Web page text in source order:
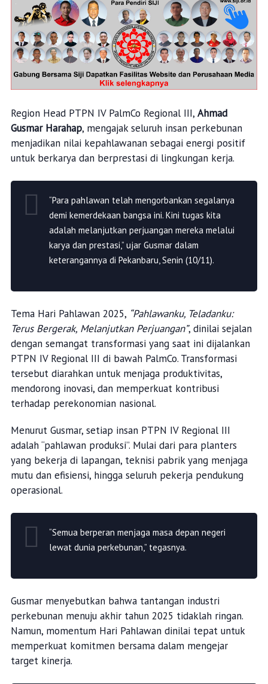
Region Head PTPN IV PalmCo Regional III, Ahmad
Gusmar Harahap, mengajak seluruh insan perkebunan
menjadikan nilai kepahlawanan sebagai energi positif
untuk berkarya dan berprestasi di lingkungan kerja.
“Para pahlawan telah mengorbankan segalanya
demi kemerdekaan bangsa ini. Kini tugas kita
adalah melanjutkan perjuangan mereka melalui
karya dan prestasi,” ujar Gusmar dalam
keterangannya di Pekanbaru, Senin (10/11).
Tema Hari Pahlawan 2025, “Pahlawanku, Teladanku:
Terus Bergerak, Melanjutkan Perjuangan”, dinilai sejalan
dengan semangat transformasi yang saat ini dijalankan
PTPN IV Regional III di bawah PalmCo. Transformasi
tersebut diarahkan untuk menjaga produktivitas,
mendorong inovasi, dan memperkuat kontribusi
terhadap perekonomian nasional.
Menurut Gusmar, setiap insan PTPN IV Regional III
adalah “pahlawan produksi”. Mulai dari para planters
yang bekerja di lapangan, teknisi pabrik yang menjaga
mutu dan efisiensi, hingga seluruh pekerja pendukung
operasional.
“Semua berperan menjaga masa depan negeri
lewat dunia perkebunan,” tegasnya.
Gusmar menyebutkan bahwa tantangan industri
perkebunan menuju akhir tahun 2025 tidaklah ringan.
Namun, momentum Hari Pahlawan dinilai tepat untuk
memperkuat komitmen bersama dalam mengejar
target kinerja.